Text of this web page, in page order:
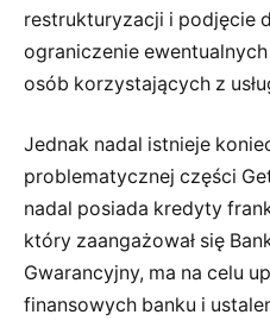
restrukturyzacji i podjęcie
ograniczenie
osób korzystających z
Jednak nadal istnieje
problematycznej części
nadal posiada kredyty
który zaangażował się
Gwarancyjny, ma na celu
finansowych banku i